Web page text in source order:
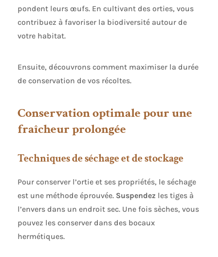
pondent leurs œufs. En cultivant des orties, vous
contribuez à favoriser la biodiversité autour de
votre habitat.
Ensuite, découvrons comment maximiser la durée
de conservation de vos récoltes.
Conservation optimale pour une
fraîcheur prolongée
Techniques de séchage et de stockage
Pour conserver l’ortie et ses propriétés, le séchage
est une méthode éprouvée. Suspendez les tiges à
l’envers dans un endroit sec. Une fois sèches, vous
pouvez les conserver dans des bocaux
hermétiques.